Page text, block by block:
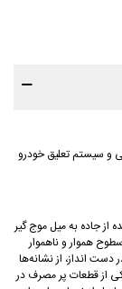
شاسی و سیستم تعلیق خودرو
دریافت شده از جاده به میل موج گیر
هموار و ناهموار
انداز، از نشانه‌ها
از قطعات پر مصرف در